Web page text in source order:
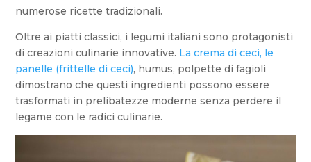
numerose ricette tradizionali.
Oltre ai piatti classici, i legumi italiani sono protagonisti
di creazioni culinarie innovative. La crema di ceci, le
panelle (frittelle di ceci), humus, polpette di fagioli
dimostrano che questi ingredienti possono essere
trasformati in prelibatezze moderne senza perdere il
legame con le radici culinarie.